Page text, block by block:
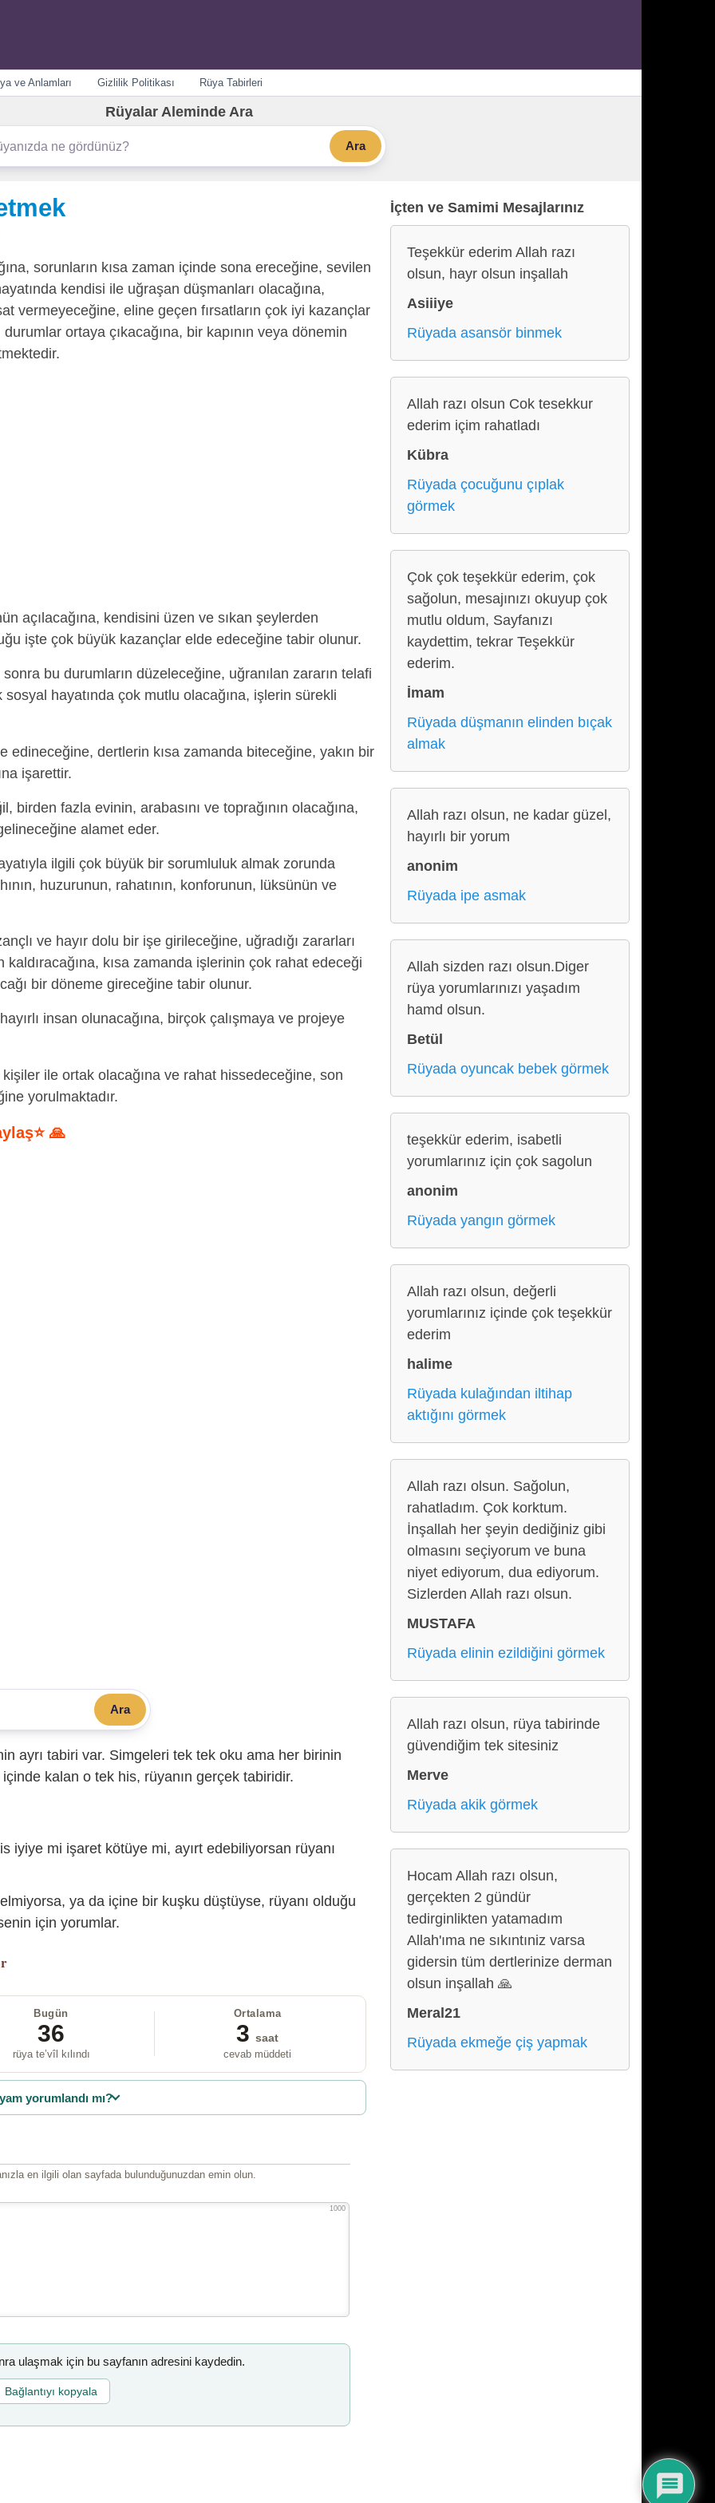
ve Anlamları Gizlilik Politikası Rüya Tabirleri
Rüyalar Aleminde Ara
Ara
sorunların kısa zaman içinde sona ereceğine, sevilen
kendisi ile uğraşan düşmanları olacağına,
vermeyeceğine, eline geçen fırsatların çok iyi kazançlar
durumlar ortaya çıkacağına, bir kapının veya dönemin
açılacağına, kendisini üzen ve sıkan şeylerden
işte çok büyük kazançlar elde edeceğine tabir olunur.
bu durumların düzeleceğine, uğranılan zararın telafi
hayatında çok mutlu olacağına, işlerin sürekli
edineceğine, dertlerin kısa zamanda biteceğine, yakın bir
işarettir.
birden fazla evinin, arabasını ve toprağının olacağına,
alamet eder.
ilgili çok büyük bir sorumluluk almak zorunda
huzurunun, rahatının, konforunun, lüksünün ve
ve hayır dolu bir işe girileceğine, uğradığı zararları
kısa zamanda işlerinin çok rahat edeceği
bir döneme gireceğine tabir olunur.
insan olunacağına, birçok çalışmaya ve projeye
kişiler ile ortak olacağına ve rahat hissedeceğine, son
yorulmaktadır.
🙏
Ara
ayrı tabiri var. Simgeleri tek tek oku ama her birinin
kalan o tek his, rüyanın gerçek tabiridir.
iyiye mi işaret kötüye mi, ayırt edebiliyorsan rüyanı
ya da içine bir kuşku düştüyse, rüyanı olduğu
için yorumlar.
Bugün
36
rüya te’vîl kılındı
Ortalama
3 saat
cevab müddeti
yorumlandı mı?
en ilgili olan sayfada bulunduğunuzdan emin olun.
1000
ulaşmak için bu sayfanın adresini kaydedin.
Bağlantıyı kopyala
İçten ve Samimi Mesajlarınız
Teşekkür ederim Allah razı
olsun, hayr olsun inşallah
Asiiiye
Rüyada asansör binmek
Allah razı olsun Cok tesekkur
ederim içim rahatladı
Kübra
Rüyada çocuğunu çıplak
görmek
Çok çok teşekkür ederim, çok
sağolun, mesajınızı okuyup çok
mutlu oldum, Sayfanızı
kaydettim, tekrar Teşekkür
ederim.
İmam
Rüyada düşmanın elinden bıçak
almak
Allah razı olsun, ne kadar güzel,
hayırlı bir yorum
anonim
Rüyada ipe asmak
Allah sizden razı olsun.Diger
rüya yorumlarınızı yaşadım
hamd olsun.
Betül
Rüyada oyuncak bebek görmek
teşekkür ederim, isabetli
yorumlarınız için çok sagolun
anonim
Rüyada yangın görmek
Allah razı olsun, değerli
yorumlarınız içinde çok teşekkür
ederim
halime
Rüyada kulağından iltihap
aktığını görmek
Allah razı olsun. Sağolun,
rahatladım. Çok korktum.
İnşallah her şeyin dediğiniz gibi
olmasını seçiyorum ve buna
niyet ediyorum, dua ediyorum.
Sizlerden Allah razı olsun.
MUSTAFA
Rüyada elinin ezildiğini görmek
Allah razı olsun, rüya tabirinde
güvendiğim tek sitesiniz
Merve
Rüyada akik görmek
Hocam Allah razı olsun,
gerçekten 2 gündür
tedirginlikten yatamadım
Allah'ıma ne sıkıntıniz varsa
gidersin tüm dertlerinize derman
olsun inşallah 🙏
Meral21
Rüyada ekmeğe çiş yapmak